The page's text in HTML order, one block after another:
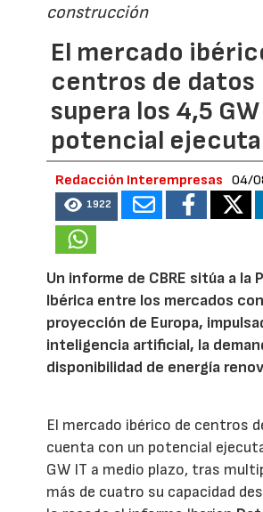
construcción
El mercado
centros de datos
supera los 4,5
potencial
Redacción Interempresas 04/
1922
Un informe de CBRE sitúa a la
Ibérica entre los mercados
proyección de Europa,
inteligencia artificial, la
disponibilidad de energía
El mercado ibérico de centros
cuenta con un potencial
GW IT a medio plazo, tras
más de cuatro su capacidad